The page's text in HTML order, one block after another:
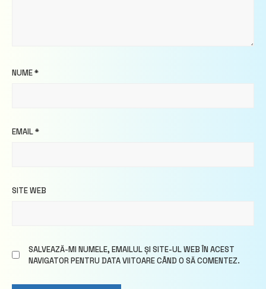
NUME*
EMAIL*
SITE WEB
SALVEAZĂ-MI NUMELE, EMAILUL ȘI SITE-UL WEB ÎN ACEST
NAVIGATOR PENTRU DATA VIITOARE CÂND O SĂ COMENTEZ.